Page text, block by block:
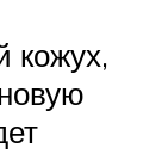
кожух,